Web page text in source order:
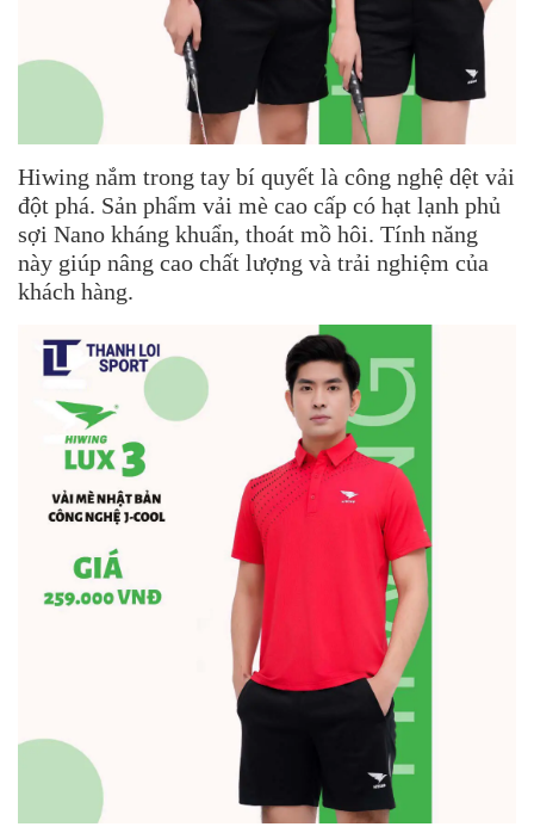
Hiwing nắm trong tay bí quyết là công nghệ dệt vải
đột phá. Sản phẩm vải mè cao cấp có hạt lạnh phủ
sợi Nano kháng khuẩn, thoát mồ hôi. Tính năng
này giúp nâng cao chất lượng và trải nghiệm của
khách hàng.